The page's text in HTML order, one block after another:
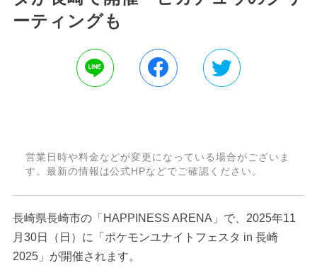
ーティングも
営業日時や料金などが変更になっている場合がございま
す。最新の情報は公式HPなどでご確認ください。
長崎県長崎市の「HAPPINESS ARENA」で、2025年11
月30日（日）に「ポケモンユナイトフェスタ in 長崎
2025」が開催されます。